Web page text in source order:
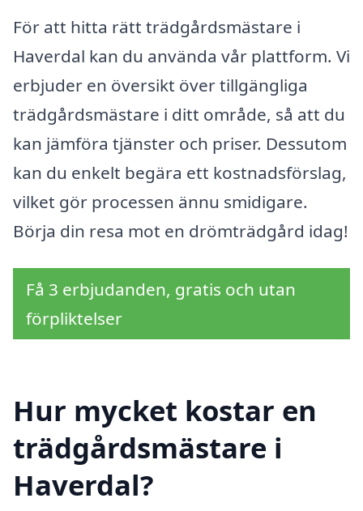
För att hitta rätt trädgårdsmästare i
Haverdal kan du använda vår plattform. Vi
erbjuder en översikt över tillgängliga
trädgårdsmästare i ditt område, så att du
kan jämföra tjänster och priser. Dessutom
kan du enkelt begära ett kostnadsförslag,
vilket gör processen ännu smidigare.
Börja din resa mot en drömträdgård idag!
Få 3 erbjudanden, gratis och utan
förpliktelser
Hur mycket kostar en
trädgårdsmästare i
Haverdal?